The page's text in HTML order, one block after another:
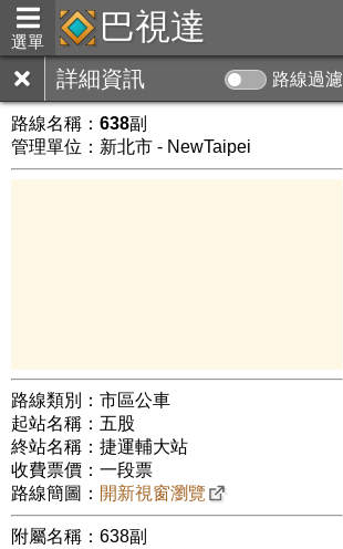
選單 巴視達
詳細資訊 路線過濾
路線名稱： 638副
管理單位：新北市 - NewTaipei
路線類別：市區公車
起站名稱：五股
終站名稱：捷運輔大站
收費票價：一段票
路線簡圖： 開新視窗瀏覽
附屬名稱：638副